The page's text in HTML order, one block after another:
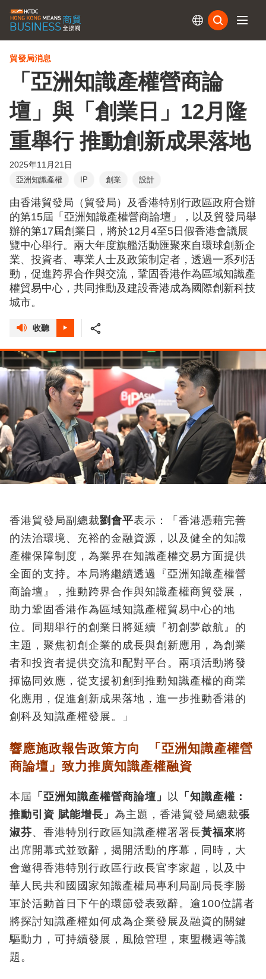
貿發局消息
「亞洲知識產權營商論
壇」與「創業日」12月隆
重舉行 推動創新成果落地
2025年11月21日
亞洲知識產權 IP 創業 設計
由香港貿發局（貿發局）及香港特別行政區政府合辦
的第15屆「亞洲知識產權營商論壇」，以及貿發局舉
辦的第17屆創業日，將於12月4至5日假香港會議展
覽中心舉行。兩大年度旗艦活動匯聚來自環球創新企
業、投資者、專業人士及政策制定者，透過一系列活
動，促進跨界合作與交流，鞏固香港作為區域知識產
權貿易中心，共同推動及建設香港成為國際創新科技
城市。
收聽
香港貿發局副總裁劉會平表示：「香港憑藉完善
的法治環境、充裕的金融資源，以及健全的知識
產權保障制度，為業界在知識產權交易方面提供
全面的支持。本局將繼續透過『亞洲知識產權營
商論壇』，推動跨界合作與知識產權商貿發展，
助力鞏固香港作為區域知識產權貿易中心的地
位。同期舉行的創業日將延續『初創夢啟航』的
主題，聚焦初創企業的成長與創新應用，為創業
者和投資者提供交流和配對平台。兩項活動將發
揮協同效應，從支援初創到推動知識產權的商業
化應用，促進創新成果落地，進一步推動香港的
創科及知識產權發展。」
響應施政報告政策方向 「亞洲知識產權營
商論壇」致力推廣知識產權融資
本屆 「亞洲知識產權營商論壇」 以 「知識產權：
推動引資 賦能增長」 為主題，香港貿發局總裁張
淑芬、香港特別行政區知識產權署署長黃福來將
出席開幕式並致辭，揭開活動的序幕，同時，大
會邀得香港特別行政區行政長官李家超，以及中
華人民共和國國家知識產權局專利局副局長李勝
軍於活動首日下午的環節發表致辭。逾100位講者
將探討知識產權如何成為企業發展及融資的關鍵
驅動力，可持續發展，風險管理，東盟機遇等議
題。